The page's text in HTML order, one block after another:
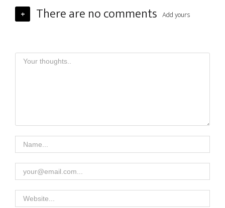
+ There are no comments Add yours